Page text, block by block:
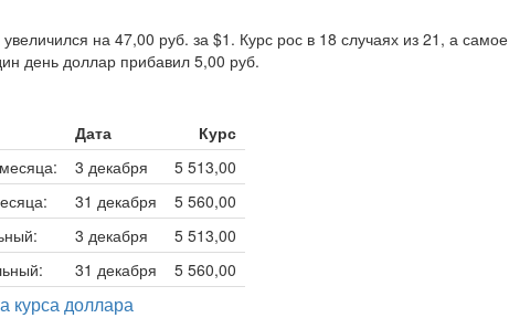
на 47,00 руб. за $1. Курс рос в 18 случаях из 21, а самое
день доллар прибавил 5,00 руб.
Дата
Курс
3 декабря
5 513,00
31 декабря
5 560,00
3 декабря
5 513,00
31 декабря 5 560,00
курса доллара